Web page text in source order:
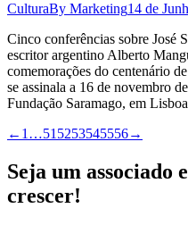
CulturaBy Marketing14 de
Cinco conferências sobre José
escritor argentino Alberto
comemorações do centenário
se assinala a 16 de novembro
Fundação Saramago, em
← 1 …51 5253545556→
Seja um associado
crescer!